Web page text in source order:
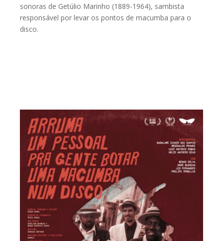
sonoras de Getúlio Marinho (1889-1964), sambista
responsável por levar os pontos de macumba para o
disco.